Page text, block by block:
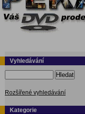
Vyhledávání
Hledat
Rozšířené vyhledávání
Kategorie